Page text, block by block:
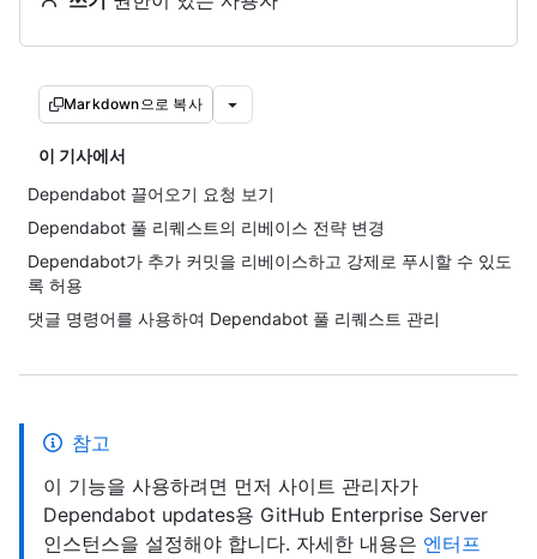
Markdown으로 복사
이 기사에서
Dependabot 끌어오기 요청 보기
Dependabot 풀 리퀘스트의 리베이스 전략 변경
Dependabot가 추가 커밋을 리베이스하고 강제로 푸시할 수 있도
록 허용
댓글 명령어를 사용하여 Dependabot 풀 리퀘스트 관리
참고
이 기능을 사용하려면 먼저 사이트 관리자가
Dependabot updates용 GitHub Enterprise Server
인스턴스을 설정해야 합니다. 자세한 내용은 엔터프